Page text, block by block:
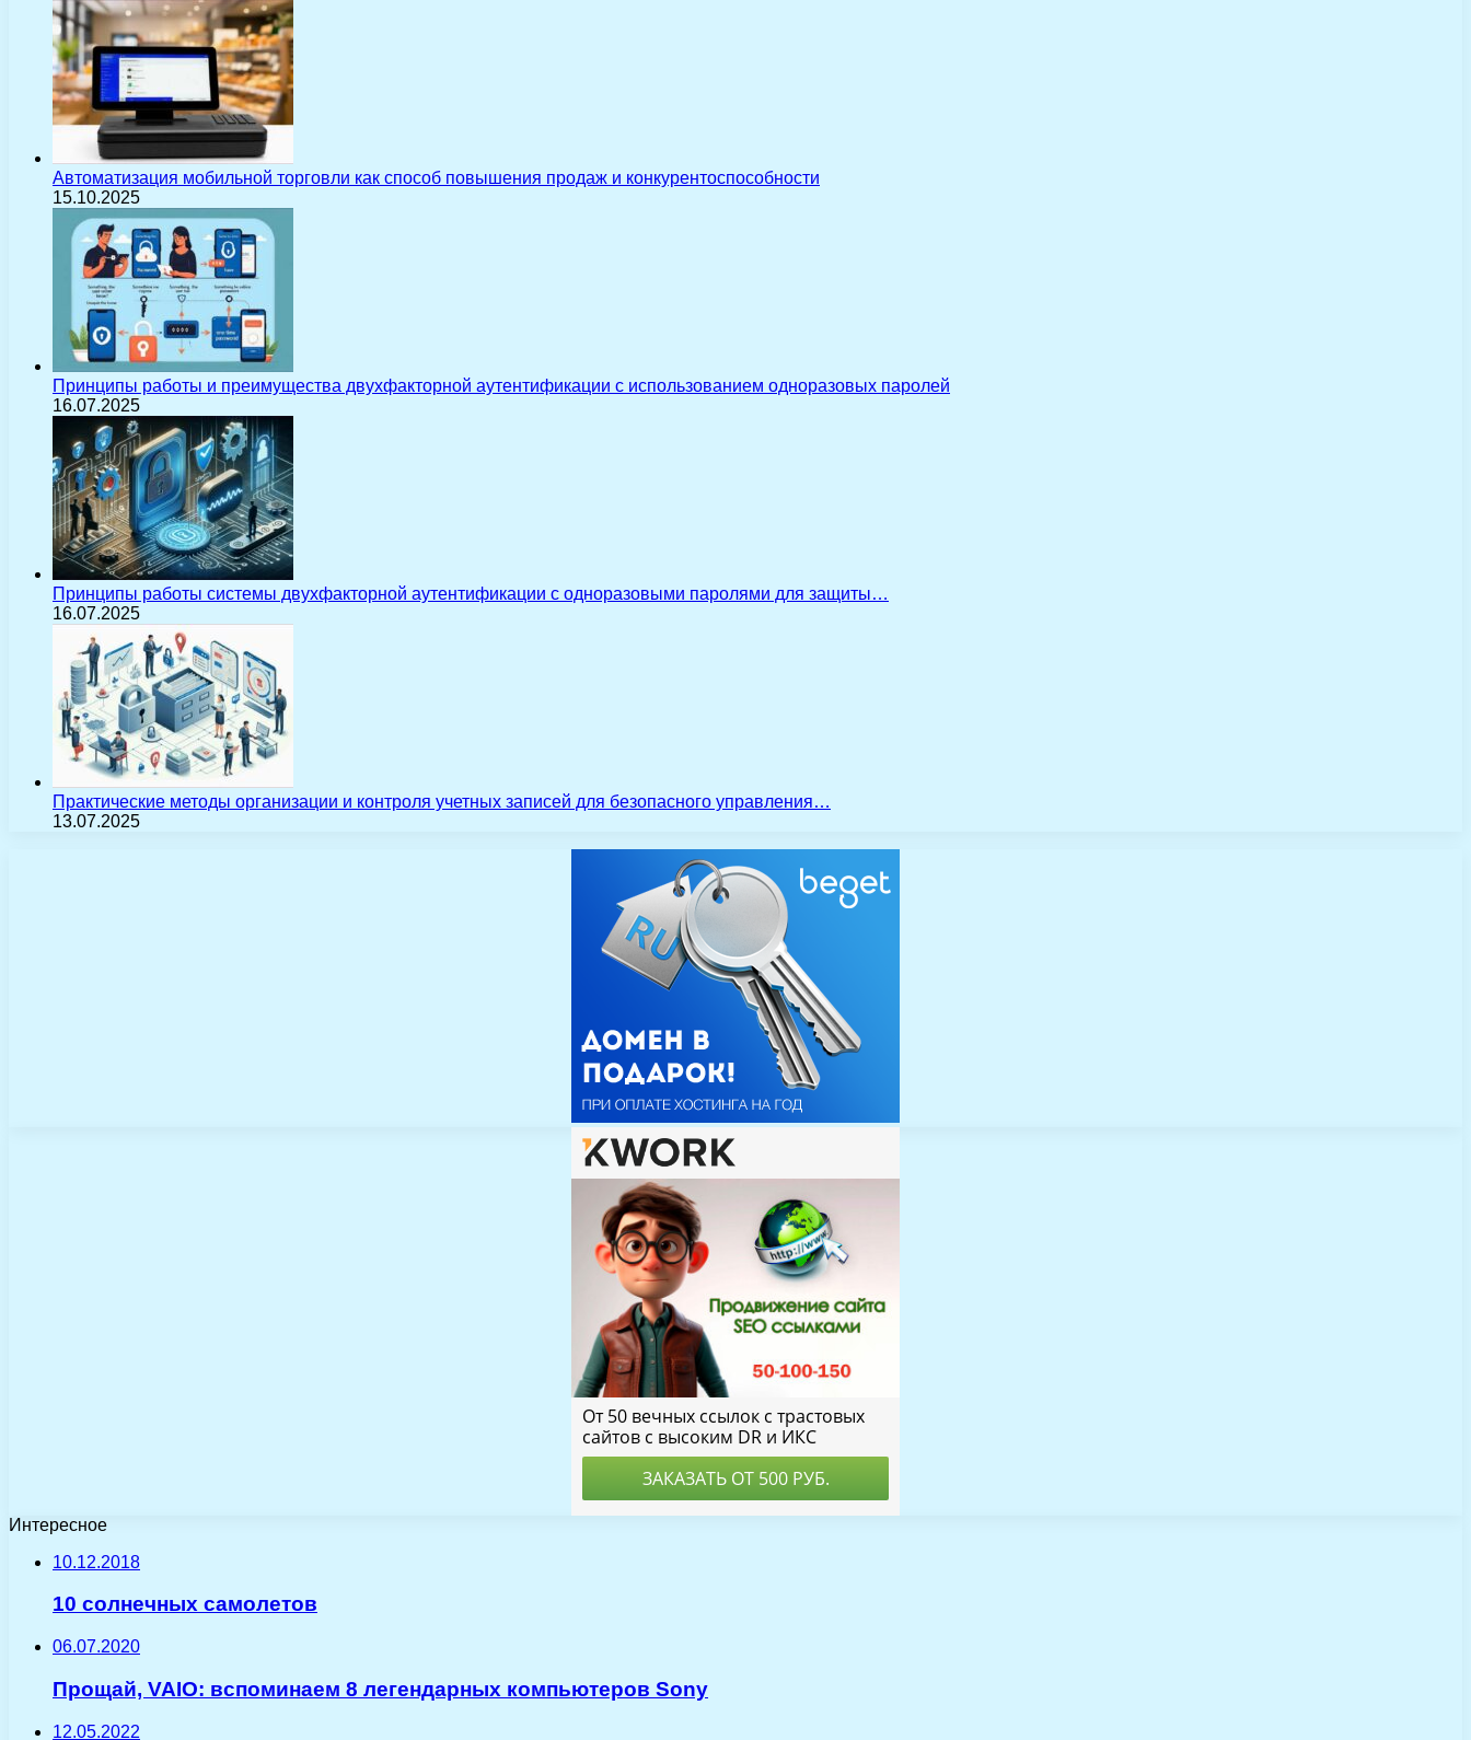
Автоматизация мобильной торговли как способ повышения продаж и конкурентоспособности
15.10.2025
Принципы работы и преимущества двухфакторной аутентификации с использованием одноразовых паролей
16.07.2025
Принципы работы системы двухфакторной аутентификации с одноразовыми паролями для защиты…
16.07.2025
Практические методы организации и контроля учетных записей для безопасного управления…
13.07.2025
Интересное
10.12.2018
10 солнечных самолетов
06.07.2020
Прощай, VAIO: вспоминаем 8 легендарных компьютеров Sony
12.05.2022